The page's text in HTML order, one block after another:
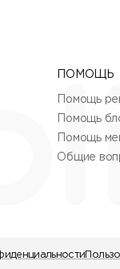
ПОМОЩЬ
Помощь
Помощь
Помощь
Общие